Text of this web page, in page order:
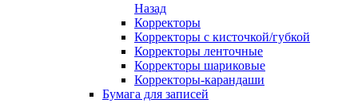
Назад
Корректоры
Корректоры с кисточкой/губкой
Корректоры ленточные
Корректоры шариковые
Корректоры-карандаши
Бумага для записей